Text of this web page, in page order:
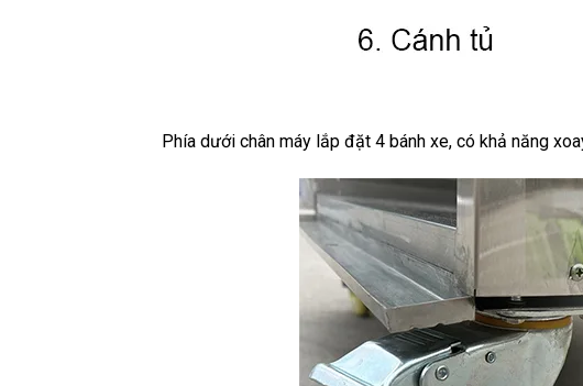
Phía dưới chân máy lắp đặt 4 bánh xe, có khả năng